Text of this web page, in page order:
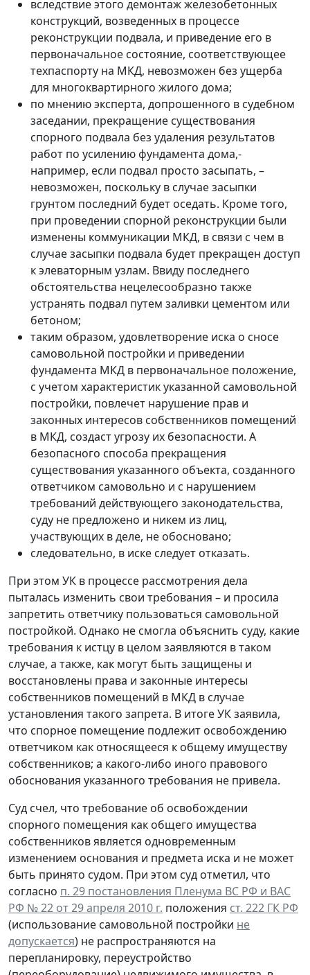
вследствие этого демонтаж железобетонных
конструкций, возведенных в процессе
реконструкции подвала, и приведение его в
первоначальное состояние, соответствующее
техпаспорту на МКД, невозможен без ущерба
для многоквартирного жилого дома;
по мнению эксперта, допрошенного в судебном
заседании, прекращение существования
спорного подвала без удаления результатов
работ по усилению фундамента дома,-
например, если подвал просто засыпать, –
невозможен, поскольку в случае засыпки
грунтом последний будет оседать. Кроме того,
при проведении спорной реконструкции были
изменены коммуникации МКД, в связи с чем в
случае засыпки подвала будет прекращен доступ
к элеваторным узлам. Ввиду последнего
обстоятельства нецелесообразно также
устранять подвал путем заливки цементом или
бетоном;
таким образом, удовлетворение иска о сносе
самовольной постройки и приведении
фундамента МКД в первоначальное положение,
с учетом характеристик указанной самовольной
постройки, повлечет нарушение прав и
законных интересов собственников помещений
в МКД, создаст угрозу их безопасности. А
безопасного способа прекращения
существования указанного объекта, созданного
ответчиком самовольно и с нарушением
требований действующего законодательства,
суду не предложено и никем из лиц,
участвующих в деле, не обосновано;
следовательно, в иске следует отказать.
При этом УК в процессе рассмотрения дела
пыталась изменить свои требования – и просила
запретить ответчику пользоваться самовольной
постройкой. Однако не смогла объяснить суду, какие
требования к истцу в целом заявляются в таком
случае, а также, как могут быть защищены и
восстановлены права и законные интересы
собственников помещений в МКД в случае
установления такого запрета. В итоге УК заявила,
что спорное помещение подлежит освобождению
ответчиком как относящееся к общему имуществу
собственников; а какого-либо иного правового
обоснования указанного требования не привела.
Суд счел, что требование об освобождении
спорного помещения как общего имущества
собственников является одновременным
изменением основания и предмета иска и не может
быть принято судом. При этом суд отметил, что
согласно п. 29 постановления Пленума ВС РФ и ВАС
РФ № 22 от 29 апреля 2010 г. положения ст. 222 ГК РФ
(использование самовольной постройки не
допускается) не распространяются на
перепланировку, переустройство